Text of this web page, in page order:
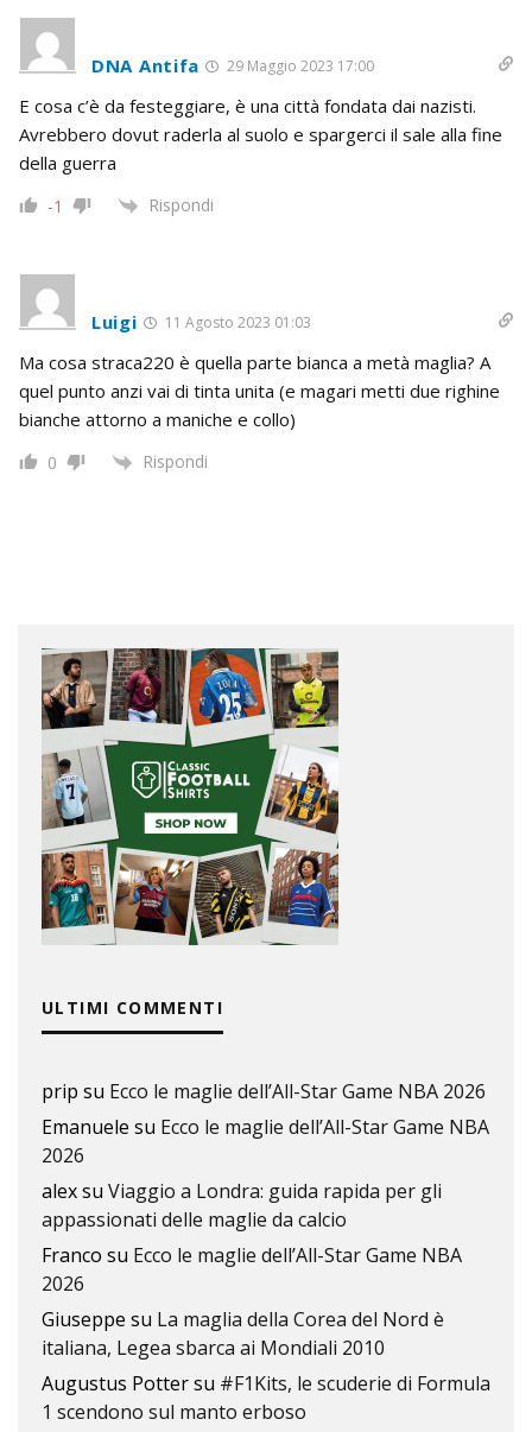
DNA Antifa 29 Maggio 2023 17:00
E cosa c’è da festeggiare, è una città fondata dai nazisti.
Avrebbero dovut raderla al suolo e spargerci il sale alla fine
della guerra
-1 Rispondi
Luigi 11 Agosto 2023 01:03
Ma cosa straca220 è quella parte bianca a metà maglia? A
quel punto anzi vai di tinta unita (e magari metti due righine
bianche attorno a maniche e collo)
0 Rispondi
ULTIMI COMMENTI
prip su Ecco le maglie dell’All-Star Game NBA 2026
Emanuele su Ecco le maglie dell’All-Star Game NBA
2026
alexsu Viaggio a Londra: guida rapida per gli
appassionati delle maglie da calcio
Franco su Ecco le maglie dell’All-Star Game NBA
2026
Giuseppe su La maglia della Corea del Nord è
italiana, Legea sbarca ai Mondiali 2010
Augustus Pottersu #F1Kits, le scuderie di Formula
1 scendono sul manto erboso